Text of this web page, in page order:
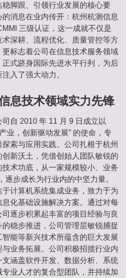
脚跟、引领行业发展的核心要
消息在业内传开：杭州杭测信息
三级认证，这一成就不仅是
深耕、流程优化、质量管控等方
标志着公司在信息技术服务领域
式跻身国际先进水平行列，为后
入了强大动力。
息技术领域实力先锋
自 2010 年 11 月 9 日成立以
业，创新驱动发展” 的使命，专
索与应用实践。公司扎根于杭州
新沃土，凭借创始人团队敏锐的
术功底，从一家规模较小、业务
逐步成长为行业内的中坚力量。
计算机系统集成业务，致力于为
化基础设施解决方案。通过对每
逐步积累起丰富的项目经验与良
稳步推进，公司管理层敏锐捕捉
能等新兴技术所蕴含的巨大发展
业务拓展。公司积极招揽行业内
涵盖软件开发、数据分析、系统
业人才的复合型团队，并持续加